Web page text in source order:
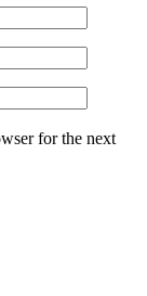
for the next